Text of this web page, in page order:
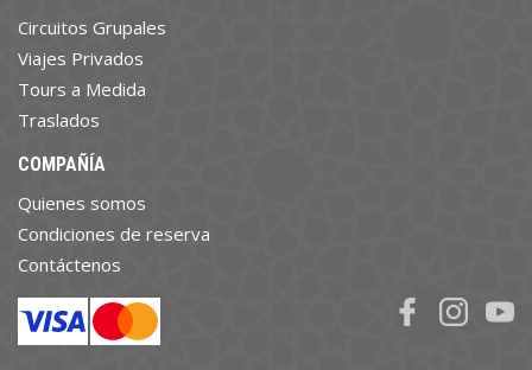
Circuitos Grupales
Viajes Privados
Tours a Medida
Traslados
COMPAÑÍA
Quienes somos
Condiciones de reserva
Contáctenos